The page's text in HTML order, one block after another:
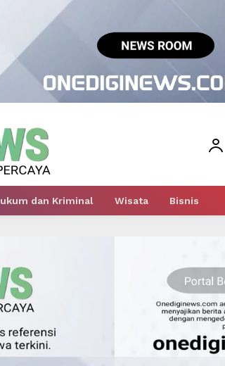
dan Kriminal Wisata Bisnis